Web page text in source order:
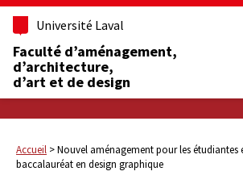
Université Laval
Faculté d’aménagement,
d’architecture,
d’art et de design
Accueil >Nouvel aménagement pour les étudiantes
baccalauréat en design graphique